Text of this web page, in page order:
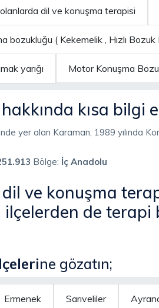
dil ve konuşma terapisi
bozukluğu ( Kekemelik , Hızlı
yarığı Motor Konuşma
kısa bilgi
yer alan Karaman, 1989 yılında
Bölge: İç Anadolu
dil ve konuşma
ilçelerden de
ne gözatın;
Ermenek Sarıveliler